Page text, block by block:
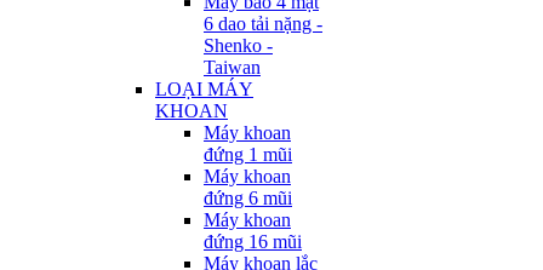
6 dao tải nặng -
Shenko -
Taiwan
LOẠI MÁY
KHOAN
Máy khoan
đứng 1 mũi
Máy khoan
đứng 6 mũi
Máy khoan
đứng 16 mũi
Máy khoan lắc